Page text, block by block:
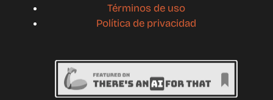
Términos de uso
Política de privacidad